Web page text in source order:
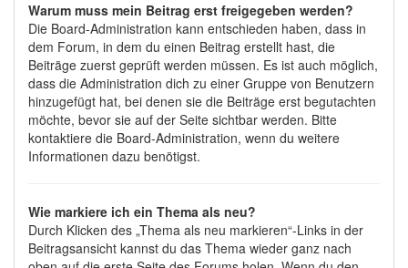
Warum muss mein Beitrag erst freigegeben werden?
Die Board-Administration kann entschieden haben, dass in
dem Forum, in dem du einen Beitrag erstellt hast, die
Beiträge zuerst geprüft werden müssen. Es ist auch möglich,
dass die Administration dich zu einer Gruppe von Benutzern
hinzugefügt hat, bei denen sie die Beiträge erst begutachten
möchte, bevor sie auf der Seite sichtbar werden. Bitte
kontaktiere die Board-Administration, wenn du weitere
Informationen dazu benötigst.
Wie markiere ich ein Thema als neu?
Durch Klicken des „Thema als neu markieren“-Links in der
Beitragsansicht kannst du das Thema wieder ganz nach